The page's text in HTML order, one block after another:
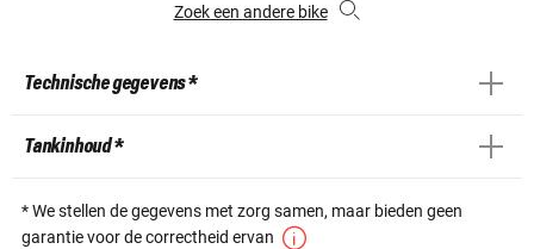
Zoek een andere bike
Technische gegevens *
Tankinhoud *
* We stellen de gegevens met zorg samen, maar bieden geen
garantie voor de correctheid ervan